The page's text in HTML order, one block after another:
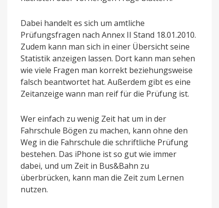
Dabei handelt es sich um amtliche
Prüfungsfragen nach Annex II Stand 18.01.2010.
Zudem kann man sich in einer Übersicht seine
Statistik anzeigen lassen. Dort kann man sehen
wie viele Fragen man korrekt beziehungsweise
falsch beantwortet hat. Außerdem gibt es eine
Zeitanzeige wann man reif für die Prüfung ist.
Wer einfach zu wenig Zeit hat um in der
Fahrschule Bögen zu machen, kann ohne den
Weg in die Fahrschule die schriftliche Prüfung
bestehen. Das iPhone ist so gut wie immer
dabei, und um Zeit in Bus&Bahn zu
überbrücken, kann man die Zeit zum Lernen
nutzen.